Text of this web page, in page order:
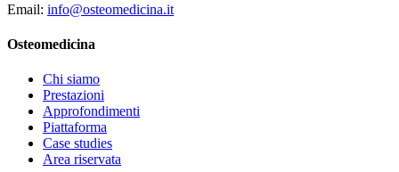
Email: info@osteomedicina.it
Osteomedicina
Chi siamo
Prestazioni
Approfondimenti
Piattaforma
Case studies
Area riservata